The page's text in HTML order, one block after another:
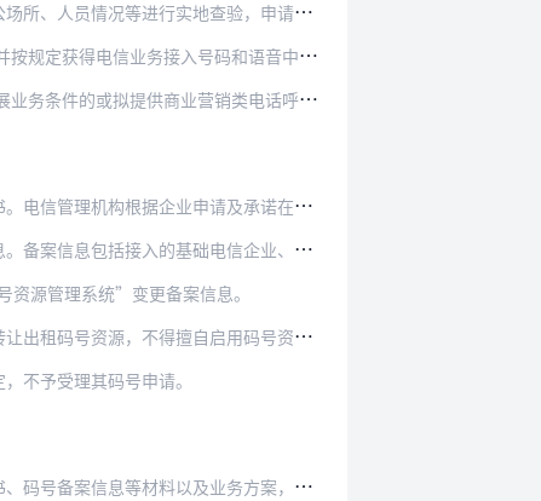
验，申请者须予以配合。隐瞒有关情况或者提…
号码和语音中继线路资源，提供以接受用户主…
电
信管理机构在许可受理审批过程中，应当结合实地查验情况仔细甄别申请者拟提供的业务形态。对于尚未具备开展业务条件的或拟提供商业营销类电话呼出服务的，电信管理机构依…
及承诺在电信网码号资源使用证书上注明码号…
信企业、使用用途、呼入呼出开通情况等。
源管理系统”变更备案信息。
擅自启用码号资源，不得擅自改变码号位长。
不予受理其码号申请。
息等材料以及业务方案，并留存记录。